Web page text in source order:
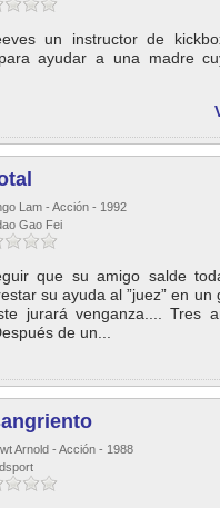
un instructor de
ayudar a una madre
Lam - Acción - 1992
Gao Fei
que su amigo salde
su ayuda al ”juez” en
jurará venganza.... Tres
de un...
Arnold - Acción - 1988